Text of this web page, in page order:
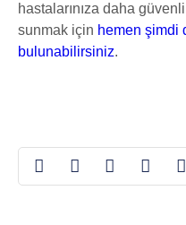
hastalarınıza daha
sunmak için hemen şimdi
bulunabilirsiniz.